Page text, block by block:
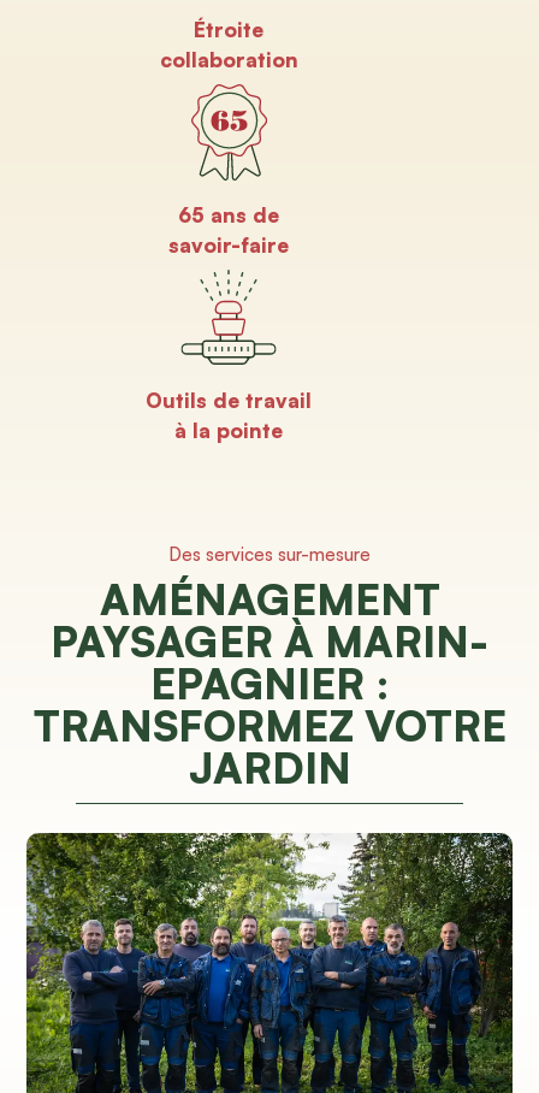
Étroite
collaboration
65 ans de
savoir-faire
Outils de travail
à la pointe
Des services sur-mesure
AMÉNAGEMENT
PAYSAGER À MARIN-
EPAGNIER :
TRANSFORMEZ VOTRE
JARDIN